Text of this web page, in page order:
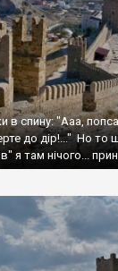
в спину: "Ааа,
до дір!..." Но
я там нічого...